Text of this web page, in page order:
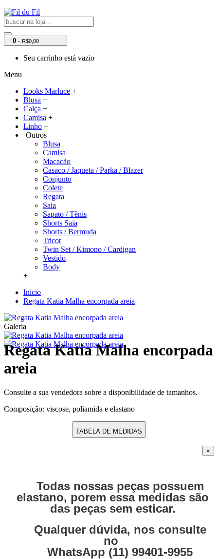
0 - R$0,00
Seu carrinho está vazio
Menu
Looks Marluce +
Blusa +
Calça +
Camisa +
Linho +
Outros
Blusa
Camisa
Macacão
Casaco / Jaqueta / Parka / Blazer
Conjunto
Colete
Regata
Saia
Sapato / Tênis
Shorts Saia
Shorts / Bermuda
Tricot
Twin Set / Kimono / Cardigan
Vestido
Body
+
Inicio
Regata Katia Malha encorpada areia
Galeria
Regata Katia Malha encorpada
areia
Consulte a sua vendedora sobre a disponibilidade de tamanhos.
Composição: viscose, poliamida e elastano
TABELA DE MEDIDAS
×
Todas nossas peças possuem
elastano, porem essa medidas são
das peças sem esticar.
Qualquer dúvida, nos consulte
no
WhatsApp (11) 99401-9955